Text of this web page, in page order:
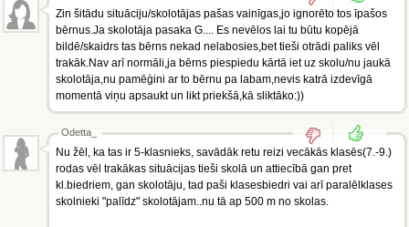
Zin šitādu situāciju/skolotājas pašas vainīgas,jo ignorēto tos īpašos
bērnus.Ja skolotāja pasaka G.... Es nevēlos lai tu būtu kopējā
bildē/skaidrs tas bērns nekad nelabosies,bet tieši otrādi paliks vēl
trakāk.Nav arī normāli,ja bērns piespiedu kārtā iet uz skolu/nu jaukā
skolotāja,nu pamēģini ar to bērnu pa labam,nevis katrā izdevīgā
momentā viņu apsaukt un likt priekšā,kā sliktāko:))
Odetta_
Nu žēl, ka tas ir 5-klasnieks, savādāk retu reizi vecākās klasēs(7.-9.)
rodas vēl trakākas situācijas tieši skolā un attiecībā gan pret
kl.biedriem, gan skolotāju, tad paši klasesbiedri vai arī paralēlklases
skolnieki "palīdz" skolotājam..nu tā ap 500 m no skolas.